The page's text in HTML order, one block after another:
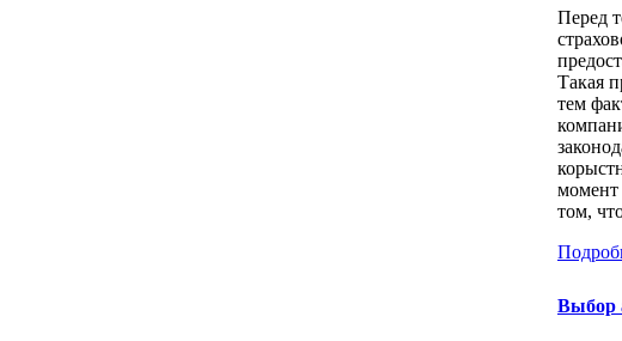
Перед
Такая
тем
момент
том,
Выбор